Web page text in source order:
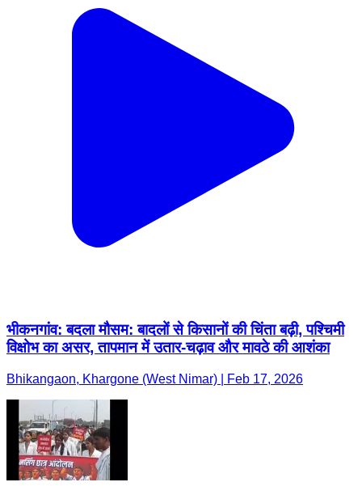
भीकनगांव: बदला मौसम: बादलों से किसानों की चिंता बढ़ी, पश्चिमी
विक्षोभ का असर, तापमान में उतार-चढ़ाव और मावठे की आशंका
Bhikangaon, Khargone (West Nimar) | Feb 17, 2026